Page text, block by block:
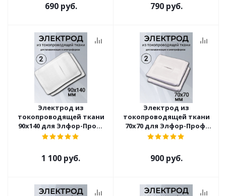
690 руб. 790 руб.
Электрод из
токопроводящей ткани
90x140 для Элфор-Проф,
ПОТОК ( 2 шт )
1 100 руб.
Электрод из
токопроводящей ткани
70x70 для Элфор-Проф,
ПОТОК ( 2 шт )
900 руб.